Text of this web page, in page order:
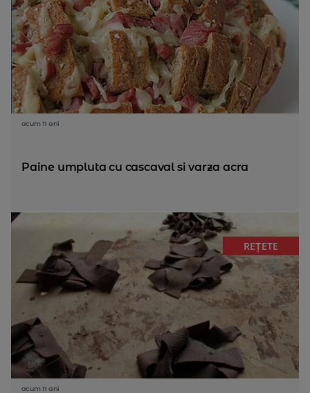
acum 11 ani
Paine umpluta cu cascaval si varza acra
REȚETE
acum 11 ani